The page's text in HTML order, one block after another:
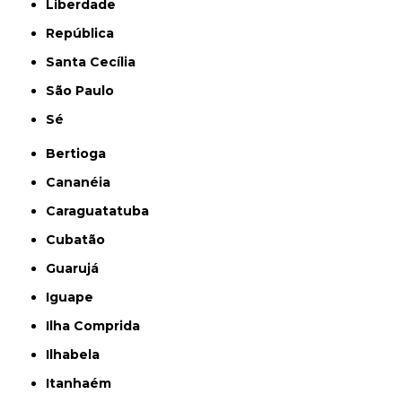
Liberdade
República
Santa Cecília
São Paulo
Sé
Bertioga
Cananéia
Caraguatatuba
Cubatão
Guarujá
Iguape
Ilha Comprida
Ilhabela
Itanhaém